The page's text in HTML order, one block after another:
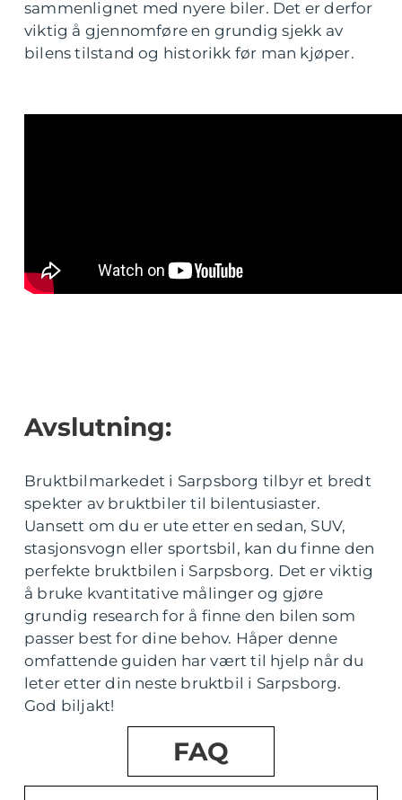
sammenlignet med nyere biler. Det er derfor
viktig å gjennomføre en grundig sjekk av
bilens tilstand og historikk før man kjøper.
Avslutning:
Bruktbilmarkedet i Sarpsborg tilbyr et bredt
spekter av bruktbiler til bilentusiaster.
Uansett om du er ute etter en sedan, SUV,
stasjonsvogn eller sportsbil, kan du finne den
perfekte bruktbilen i Sarpsborg. Det er viktig
å bruke kvantitative målinger og gjøre
grundig research for å finne den bilen som
passer best for dine behov. Håper denne
omfattende guiden har vært til hjelp når du
leter etter din neste bruktbil i Sarpsborg.
God biljakt!
FAQ